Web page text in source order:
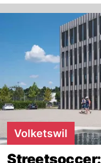
Volketswil